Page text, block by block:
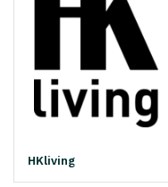
HKliving